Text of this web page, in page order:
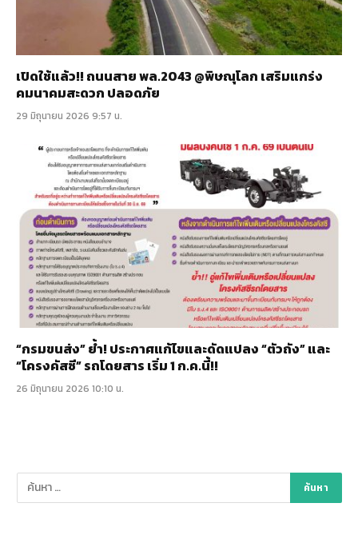
เปิดใช้แล้ว!! ถนนสาย พล.2043 @พิษณุโลก เสริมแกร่ง
คมนาคมสะดวก ปลอดภัย
29 มิถุนายน 2026 9:57 น.
“กรมขนส่ง” ย้ำ! ประกาศแก้ไขและดัดแปลง “ตัวถัง” และ
“โครงคัสซี” รถโดยสาร เริ่ม 1 ก.ค.นี้!!
26 มิถุนายน 2026 10:10 น.